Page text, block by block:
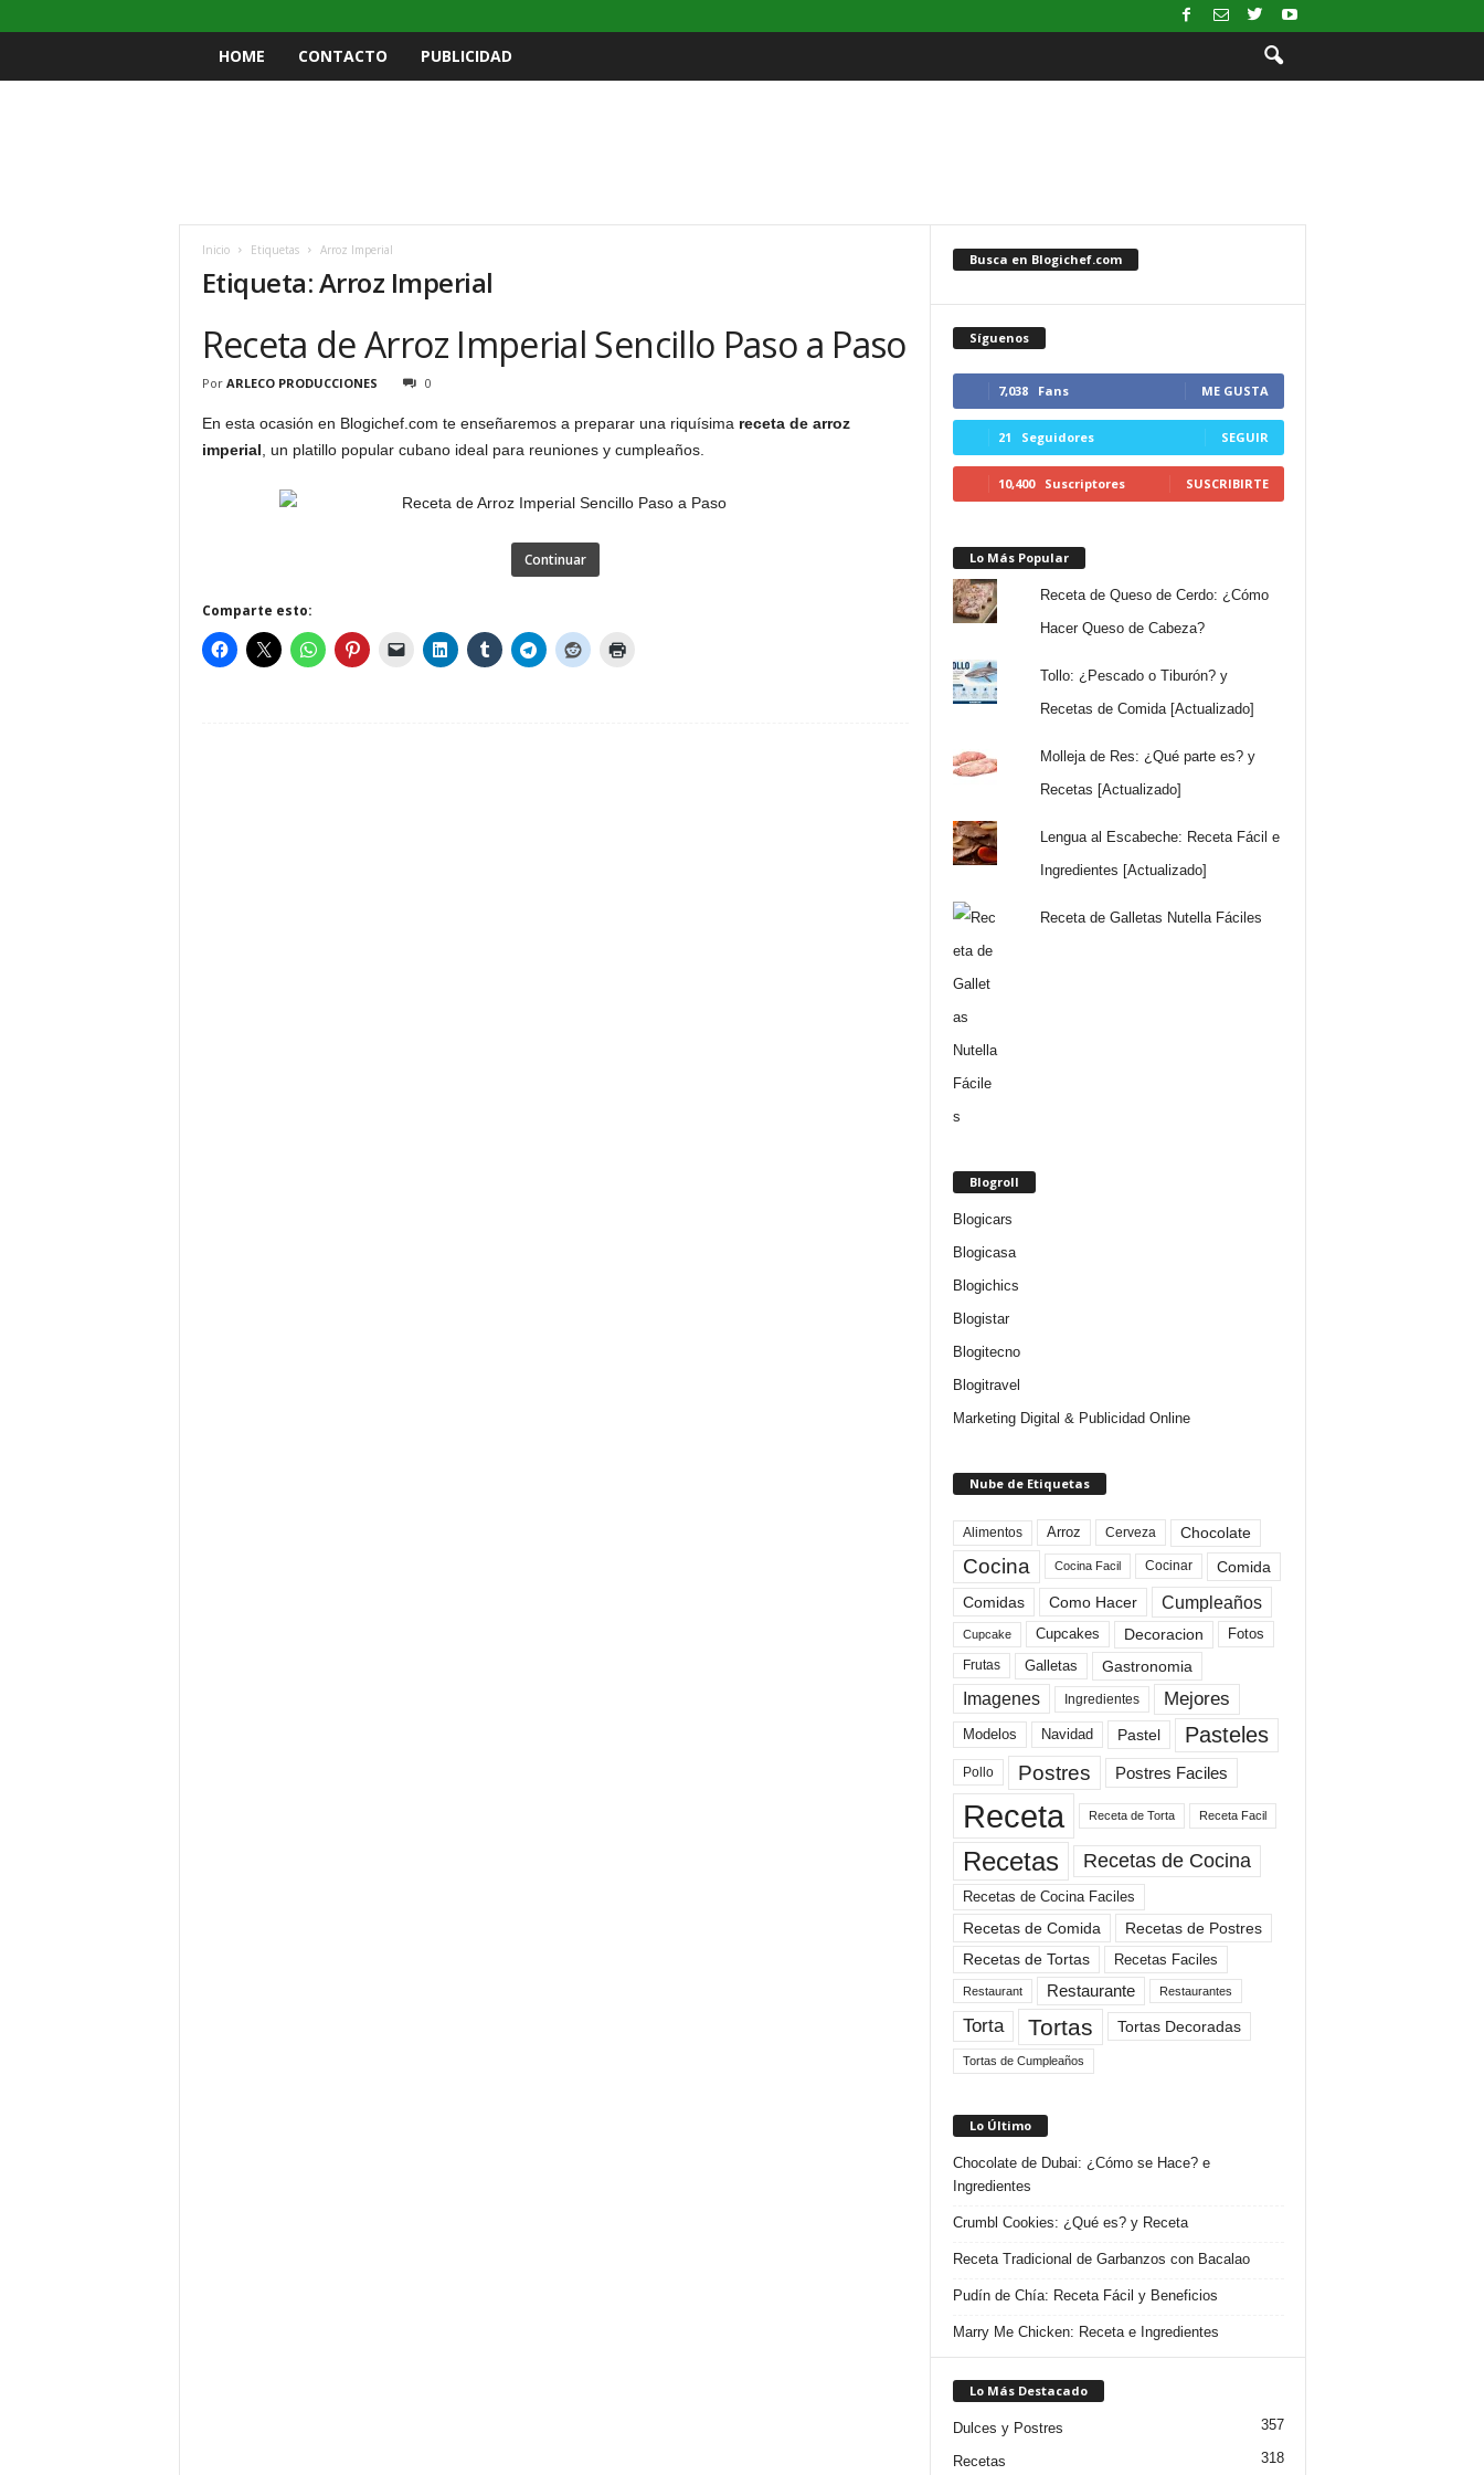
HOME CONTACTO PUBLICIDAD
Inicio Etiquetas Arroz Imperial
Etiqueta: Arroz Imperial
Receta de Arroz Imperial Sencillo Paso a Paso
Por ARLECO PRODUCCIONES 0
En esta ocasión en Blogichef.com te enseñaremos a preparar una riquísima receta de arroz
imperial , un platillo popular cubano ideal para reuniones y cumpleaños.
Continuar
Comparte esto:
Busca en Blogichef.com
Síguenos
7,038 Fans ME GUSTA
21 Seguidores SEGUIR
10,400 Suscriptores SUSCRIBIRTE
Lo Más Popular
Receta de Queso de Cerdo: ¿Cómo
Hacer Queso de Cabeza?
Tollo: ¿Pescado o Tiburón? y
Recetas de Comida [Actualizado]
Molleja de Res: ¿Qué parte es? y
Recetas [Actualizado]
Lengua al Escabeche: Receta Fácil e
Ingredientes [Actualizado]
Receta de Galletas Nutella Fáciles
Blogroll
Blogicars
Blogicasa
Blogichics
Blogistar
Blogitecno
Blogitravel
Marketing Digital & Publicidad Online
Nube de Etiquetas
Alimentos Arroz Cerveza Chocolate
Cocina Cocina Facil Cocinar
Comida
Comidas
Como Hacer Cumpleaños
Cupcake Cupcakes Decoracion Fotos
Frutas Galletas Gastronomia
Imagenes Ingredientes Mejores
Modelos Navidad Pastel Pasteles
Pollo Postres Postres Faciles
Receta Receta de Torta Receta Facil
Recetas Recetas de Cocina
Recetas de Cocina Faciles
Recetas de Comida
Recetas de Postres
Recetas de Tortas
Recetas Faciles
Restaurant Restaurante Restaurantes
Torta Tortas Tortas Decoradas
Tortas de Cumpleaños
Lo Último
Chocolate de Dubai: ¿Cómo se Hace? e
Ingredientes
Crumbl Cookies: ¿Qué es? y Receta
Receta Tradicional de Garbanzos con Bacalao
Pudín de Chía: Receta Fácil y Beneficios
Marry Me Chicken: Receta e Ingredientes
Lo Más Destacado
Dulces y Postres 357
Recetas 318